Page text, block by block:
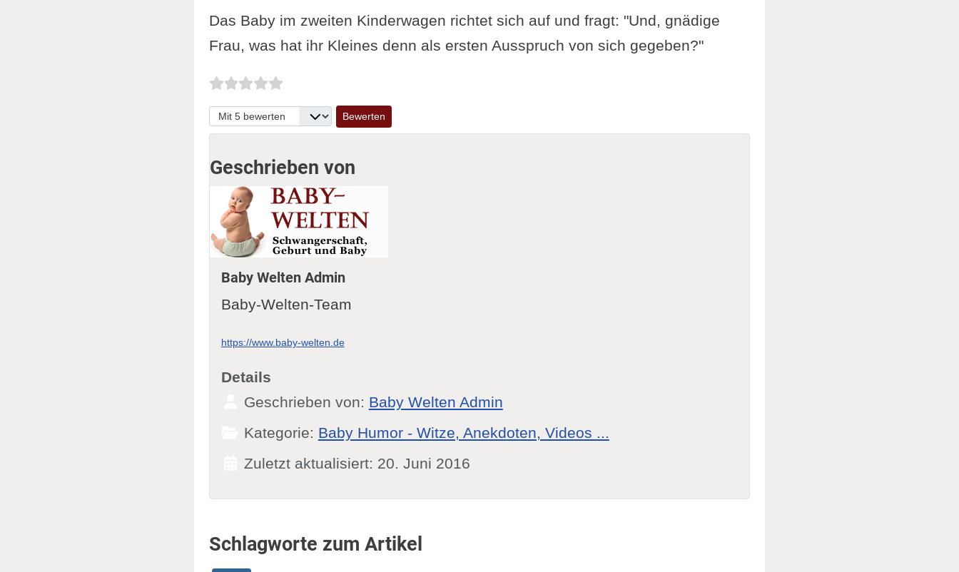
Das Baby im zweiten Kinderwagen richtet sich auf und fragt: "Und, gnädige
Frau, was hat ihr Kleines denn als ersten Ausspruch von sich gegeben?"
Bitte bewerten
Geschrieben von
Baby Welten Admin
Baby-Welten-Team
https://www.baby-welten.de
Details
Geschrieben von: Baby Welten Admin
Kategorie: Baby Humor - Witze, Anekdoten, Videos ...
Zuletzt aktualisiert: 20. Juni 2016
Schlagworte zum Artikel